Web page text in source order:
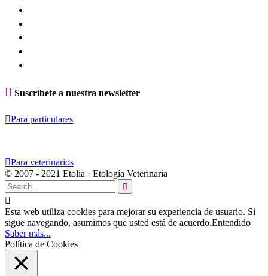
 Suscríbete a nuestra newsletter
Para particulares
Para veterinarios
© 2007 - 2021 Etolia · Etología Veterinaria


Esta web utiliza cookies para mejorar su experiencia de usuario. Si
sigue navegando, asumimos que usted está de acuerdo.Entendido
Saber más...
Política de Cookies